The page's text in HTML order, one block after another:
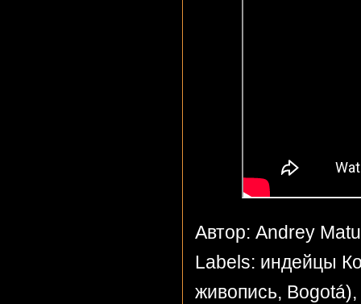
Автор: Andrey
Labels: индейцы
живопись, Bogotá),